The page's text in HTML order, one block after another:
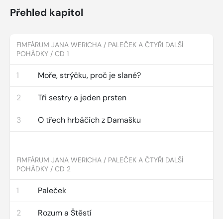
Přehled kapitol
FIMFÁRUM JANA WERICHA / PALEČEK A ČTYŘI DALŠÍ
POHÁDKY / CD 1
1 Moře, strýčku, proč je slané?
2 Tři sestry a jeden prsten
3 O třech hrbáčích z Damašku
FIMFÁRUM JANA WERICHA / PALEČEK A ČTYŘI DALŠÍ
POHÁDKY / CD 2
1 Paleček
2 Rozum a Štěstí